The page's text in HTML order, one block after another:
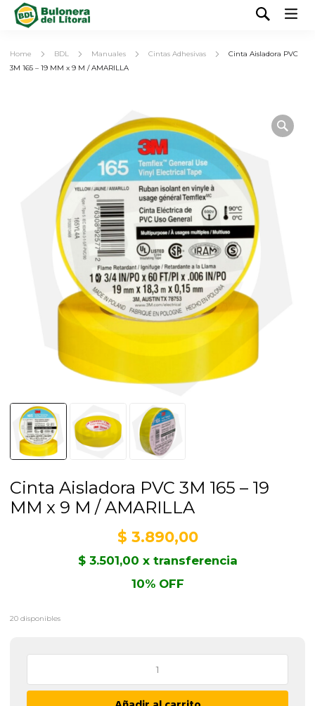
Home BDL Manuales Cintas Adhesivas
Cinta Aisladora PVC
3M 165 – 19 MM x 9 M / AMARILLA
Cinta Aisladora PVC 3M 165 – 19
MM x 9 M / AMARILLA
$ 3.890,00
$3.501,00 x transferencia
10% OFF
20 disponibles
PVC